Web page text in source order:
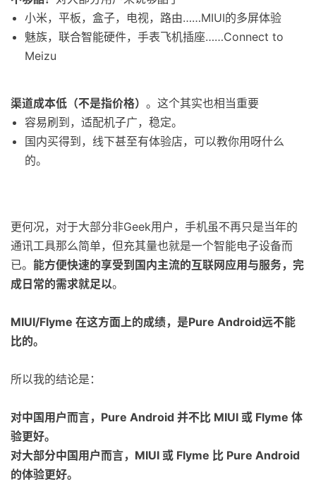
小米，平板，盒子，电视，路由……MIUI的多屏体验
魅族，联合智能硬件，手表飞机插座……Connect to
Meizu
渠道成本低（不是指价格） 。这个其实也相当重要
容易刷到，适配机子广，稳定。
国内买得到，线下甚至有体验店，可以教你用呀什么
的。
更何况，对于大部分非Geek用户，手机虽不再只是当年的
通讯工具那么简单，但充其量也就是一个智能电子设备而
已。 能方便快速的享受到国内主流的互联网应用与服务，完
成日常的需求就足以。
MIUI/Flyme 在这方面上的成绩，是Pure Android远不能
比的。
所以我的结论是：
对中国用户而言，Pure Android 并不比 MIUI 或 Flyme 体
验更好。
对大部分中国用户而言，MIUI 或 Flyme 比 Pure Android
的体验更好。